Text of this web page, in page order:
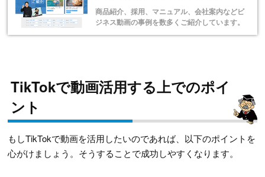
商品紹介、採用、マニュアル、会社案内などビ
ジネス動画の事例を数多くご紹介しています。
TikTokで動画活用する上でのポイ
ント
もしTikTokで動画を活用したいのであれば、以下のポイントを
心がけましょう。そうすることで成功しやすくなります。